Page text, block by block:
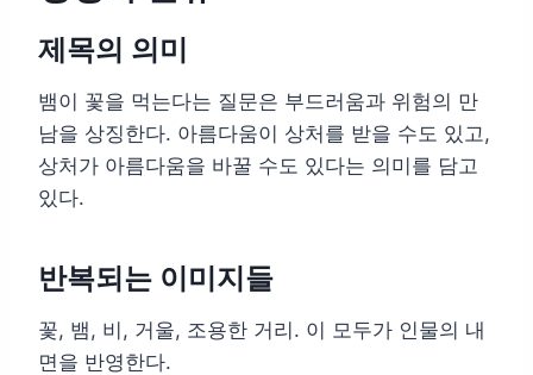
제목의 의미
뱀이 꽃을 먹는다는 질문은 부드러움과 위험의 만
남을 상징한다. 아름다움이 상처를 받을 수도 있고,
상처가 아름다움을 바꿀 수도 있다는 의미를 담고
있다.
반복되는 이미지들
꽃, 뱀, 비, 거울, 조용한 거리. 이 모두가 인물의 내
면을 반영한다.